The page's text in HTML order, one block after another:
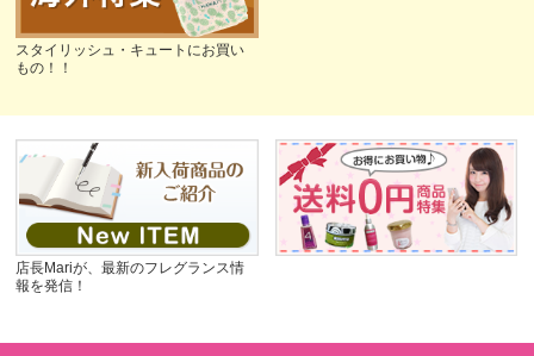
スタイリッシュ・キュートにお買い
もの！！
店長Mariが、最新のフレグランス情
報を発信！